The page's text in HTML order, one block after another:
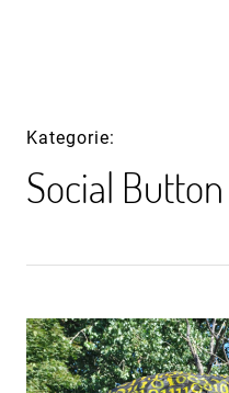
Kategorie
Social Button